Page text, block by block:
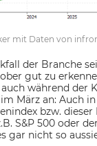
mit Daten von
der Branche
gut zu
während der
März an: Auch
bzw. dieser
S&P 500 oder
gar nicht so